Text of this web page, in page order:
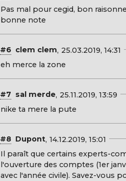
Pas mal pour cegid, bon
bonne note
#6clem clem 25.03.2019, 14:31
eh merce la zone
#7 sal merde 25.11.2019, 13:59
nike ta mere la pute
#8Dupont 14.12.2019, 15:01
Il paraît que certains experts-
l'ouverture des comptes (1er
avec l'année civile). Savez-vous